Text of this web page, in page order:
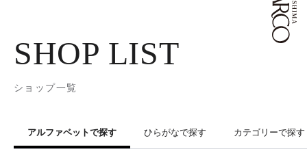
レストラン・カフェ
ภาษาไทย
SHOP LIST
ショップ一覧
アルファベットで探す ひらがなで探す カテゴリーで探す